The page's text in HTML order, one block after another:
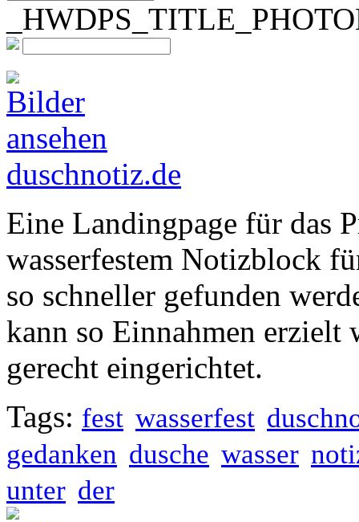
duschnotiz.de
Eine Landingpage für das
wasserfestem Notizblock
so schneller gefunden
kann so Einnahmen erzielt
gerecht eingerichtet.
Tags: fest wasserfest
gedanken dusche wasser
unter der